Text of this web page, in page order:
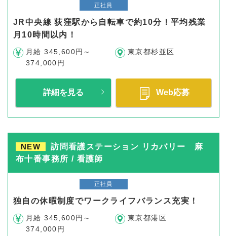
正社員
JR中央線 荻窪駅から自転車で約10分！平均残業
月10時間以内！
月給 345,600円～
374,000円
東京都杉並区
詳細を見る Web応募
NEW
訪問看護ステーション リカバリー 麻
布十番事務所 / 看護師
正社員
独自の休暇制度でワークライフバランス充実！
月給 345,600円～
374,000円
東京都港区